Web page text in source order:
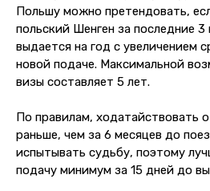
Польшу можно претендовать,
польский Шенген за последние 3
выдается на год с увеличением
новой подаче. Максимальной
визы составляет 5 лет.
По правилам, ходатайствовать
раньше, чем за 6 месяцев до
испытывать судьбу, поэтому
подачу минимум за 15 дней до